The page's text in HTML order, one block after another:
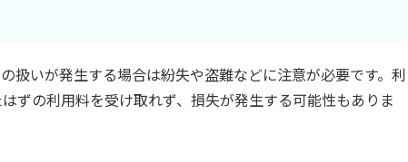
扱いが発生する場合は紛失や盗難などに注意が必要です。利
ずの利用料を受け取れず、損失が発生する可能性もありま